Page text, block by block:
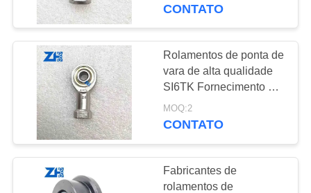
MAPA
DO
SITE
POLÍTICA
PRIVACIDADE
rolamento rígido de
esferas
42
CONTATO
Rolamentos de ponta de
vara de alta qualidade
SI6TK Fornecimento de
fábrica
MOQ:2
CONTATO
Fabricantes de
rolamentos de